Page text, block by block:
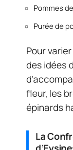
Pommes
Purée de
Pour
des idées
fleur, les
épinards
La